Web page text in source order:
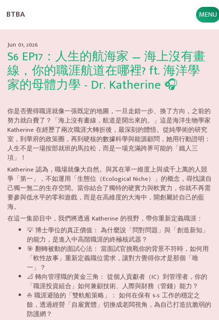
BTBA MENU
Jun 01, 2026
S6 EP17：人生的航海家 — 海上沒有畫
線，你的職涯航道在哪裡? ft. 海洋學
家的母體力學 - Dr. Katherine 🎧
你是否覺得職涯就像一張既定的地圖，一旦走錯一步、換了方向，之前的
努力就白費了？「海上沒有畫線，航道是開出來的。」這是海洋生物學家
Katherine 在經歷了兩次職涯大轉折後，最深刻的體悟。從純學術的研究
室，到華府的政策圈，再到硬核的數據科學與能源顧問，她用行動證明：
人生不是一場按部就班的馬拉松，而是一場充滿跨界可能的「鐵人三
項」！
Katherine 認為，職場就像大自然。與其在單一維度上與成千上萬的人競
爭「第一」，不如運用「生態位（Ecological Niche）」的概念，尋找讓自
己獨一無二的生存空間。當你結合了獨特的硬實力與軟實力，你就不再需
要參與低水平的零和遊戲，而是在高維度的大海中，開創屬於自己的藍
海。
在這一集節目中，我們將透過 Katherine 的視野，帶你重新定義職涯：
💡 博士學位的真正價值： 為什麼說「問對問題」與「創造新知」
的能力，是進入中高階職涯的終極核武器？
🎯 翻轉被動的面試心法： 當面試官挑戰你的背景不符時，如何用
「軟性故事」重新定義職位需求，讓對方覺得你才是那個「唯
一」？
📐 轉向管理職的黃金三角： 從個人貢獻者（IC）到管理者，你的
「職涯投資組合」如何兼顧技術、人際與財務（管錢）能力？
⛵️ 職涯避險的「雙軌船策略」： 如何在保有 9-5 工作的穩定之
餘，透過經營「自雇實體」切換成老闆視角，為自己打造抗脆弱的
防護網？